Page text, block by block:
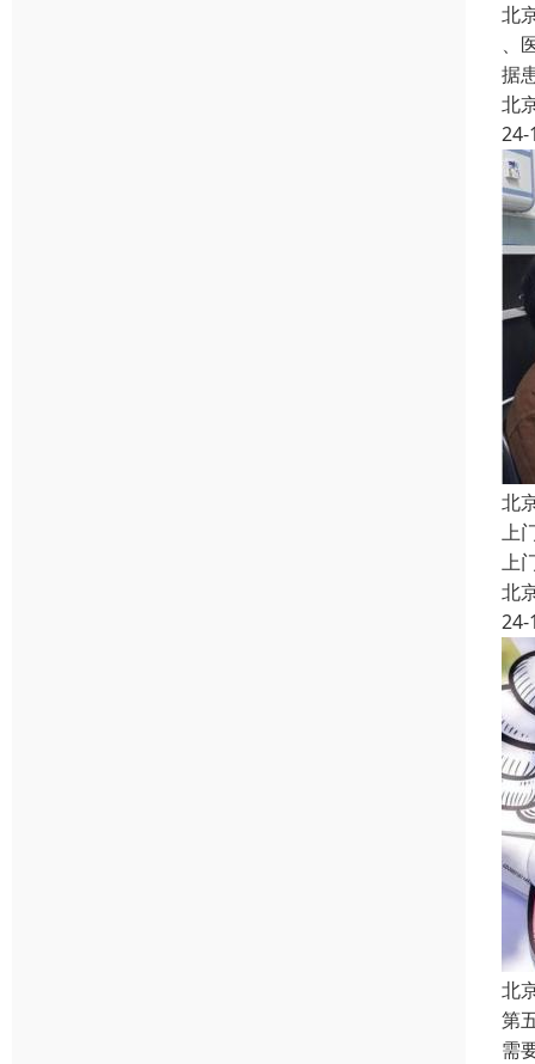
北
、
据
北
24-
北
上
上
北
24-
北
第
需